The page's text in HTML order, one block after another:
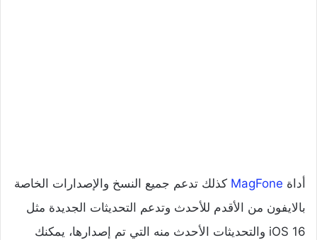
أداة MagFone كذلك تدعم جميع النسخ والإصدارات الخاصة
بالايفون من الأقدم للأحدث وتدعم التحديثات الجديدة مثل
iOS 16 والتحديثات الأحدث منه التي تم إصدارها، يمكنك